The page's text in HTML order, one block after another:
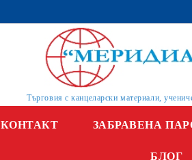
Търговия с канцеларски материали,
КОНТАКТ ЗАБРАВЕНА
БЛОГ